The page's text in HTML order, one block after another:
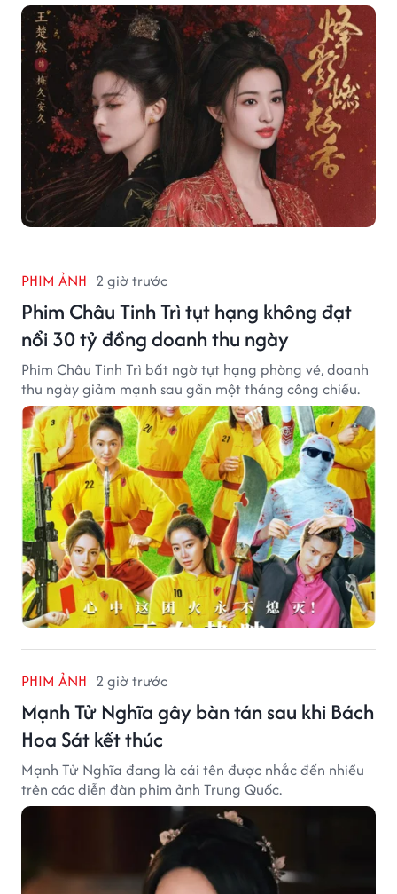
PHIM ẢNH 2 giờ trước
Phim Châu Tinh Trì tụt hạng không đạt
nổi 30 tỷ đồng doanh thu ngày
Phim Châu Tinh Trì bất ngờ tụt hạng phòng vé, doanh
thu ngày giảm mạnh sau gần một tháng công chiếu.
PHIM ẢNH 2 giờ trước
Mạnh Tử Nghĩa gây bàn tán sau khi Bách
Hoa Sát kết thúc
Mạnh Tử Nghĩa đang là cái tên được nhắc đến nhiều
trên các diễn đàn phim ảnh Trung Quốc.